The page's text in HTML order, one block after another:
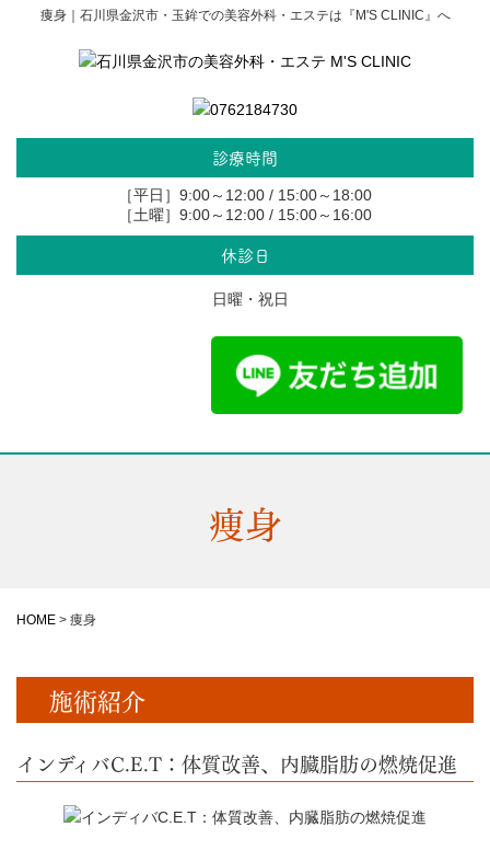
痩身｜石川県金沢市・玉鉾での美容外科・エステは『M'S CLINIC』へ
診療時間
［平日］9:00～12:00 / 15:00～18:00
［土曜］9:00～12:00 / 15:00～16:00
休診日
日曜・祝日
痩身
HOME > 痩身
施術紹介
インディバC.E.T：体質改善、内臓脂肪の燃焼促進